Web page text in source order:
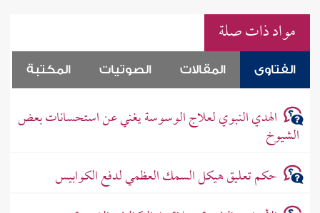
مواد ذات صلة
الفتاوى المقالات الصوتيات المكتبة
الهدي النبوي لعلاج الوسوسة يغني عن استحسانات بعض
الشيوخ
حكم تعليق هيكل السمك العظمي لدفع الكوابيس